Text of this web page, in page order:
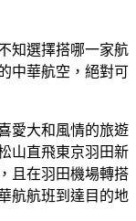
知選擇搭哪一家航
中華航空，絕對可
愛大和風情的旅遊
山直飛東京羽田新
且在羽田機場轉搭
航航班到達目的地